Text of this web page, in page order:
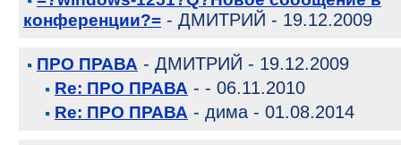
конференции?= - ДМИТРИЙ - 19.12.2009
ПРО ПРАВА - ДМИТРИЙ - 19.12.2009
Re: ПРО ПРАВА - - 06.11.2010
Re: ПРО ПРАВА - дима - 01.08.2014